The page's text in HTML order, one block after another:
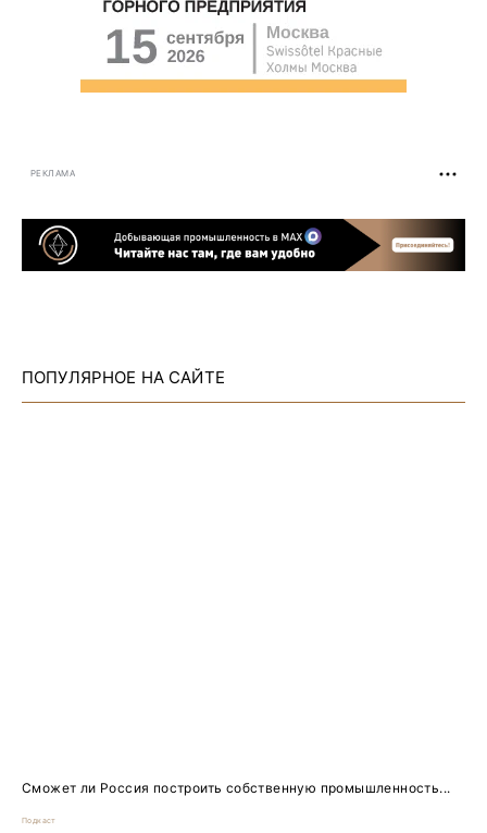
РЕКЛАМА
ПОПУЛЯРНОЕ НА САЙТЕ
Сможет ли Россия построить собственную промышленность...
Подкаст